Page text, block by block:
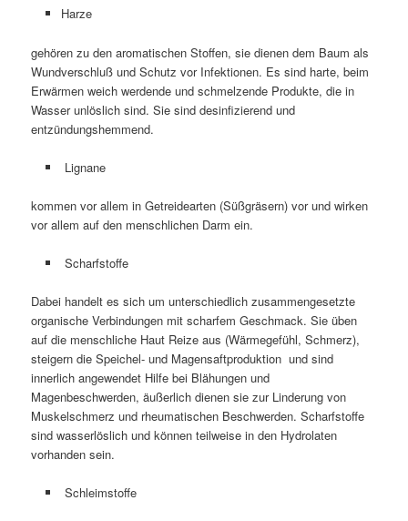
Harze
gehören zu den aromatischen Stoffen, sie dienen dem Baum als
Wundverschluß und Schutz vor Infektionen. Es sind harte, beim
Erwärmen weich werdende und schmelzende Produkte, die in
Wasser unlöslich sind. Sie sind desinfizierend und
entzündungshemmend.
Lignane
kommen vor allem in Getreidearten (Süßgräsern) vor und wirken
vor allem auf den menschlichen Darm ein.
Scharfstoffe
Dabei handelt es sich um unterschiedlich zusammengesetzte
organische Verbindungen mit scharfem Geschmack. Sie üben
auf die menschliche Haut Reize aus (Wärmegefühl, Schmerz),
steigern die Speichel- und Magensaftproduktion und sind
innerlich angewendet Hilfe bei Blähungen und
Magenbeschwerden, äußerlich dienen sie zur Linderung von
Muskelschmerz und rheumatischen Beschwerden. Scharfstoffe
sind wasserlöslich und können teilweise in den Hydrolaten
vorhanden sein.
Schleimstoffe